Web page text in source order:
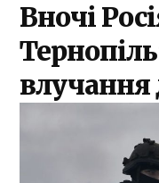
Вночі
влучання